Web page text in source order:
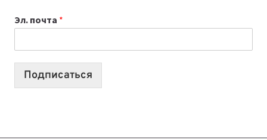
2026:
10
Эл. почта *
Подписаться